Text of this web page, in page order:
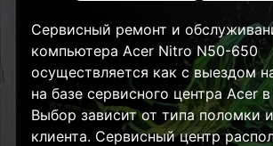
Сервисный ремонт и
компьютера Acer Nitro N50-650
осуществляется как с выездом
на базе сервисного центра Acer
Выбор зависит от типа поломки
клиента. Сервисный центр